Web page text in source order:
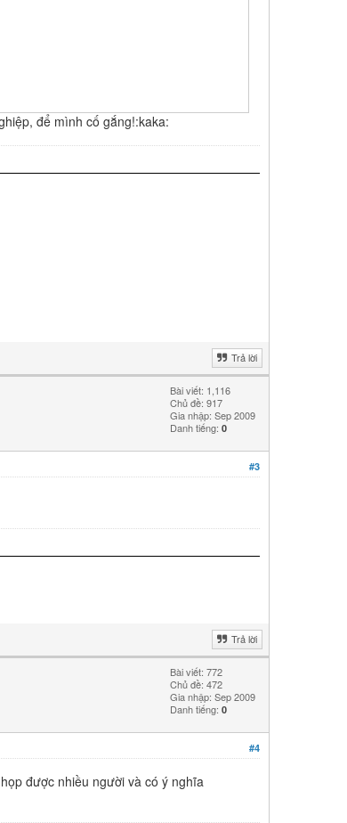
để mình cố gắng!:kaka:
Trả lời
Bài viết: 1,116
Chủ đề: 917
Gia nhập: Sep 2009
Danh tiếng: 0
#3
Trả lời
Bài viết: 772
Chủ đề: 472
Gia nhập: Sep 2009
Danh tiếng: 0
#4
được nhiều người và có ý nghĩa